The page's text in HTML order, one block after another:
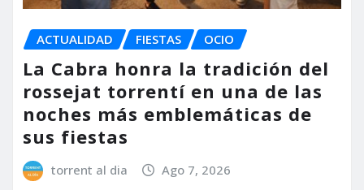
ACTUALIDAD FIESTAS OCIO
La Cabra honra la tradición del
rossejat torrentí en una de las
noches más emblemáticas de
sus fiestas
torrent al dia Ago 7, 2026